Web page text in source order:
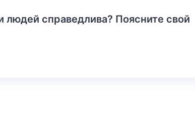
справедлива? Поясните свой